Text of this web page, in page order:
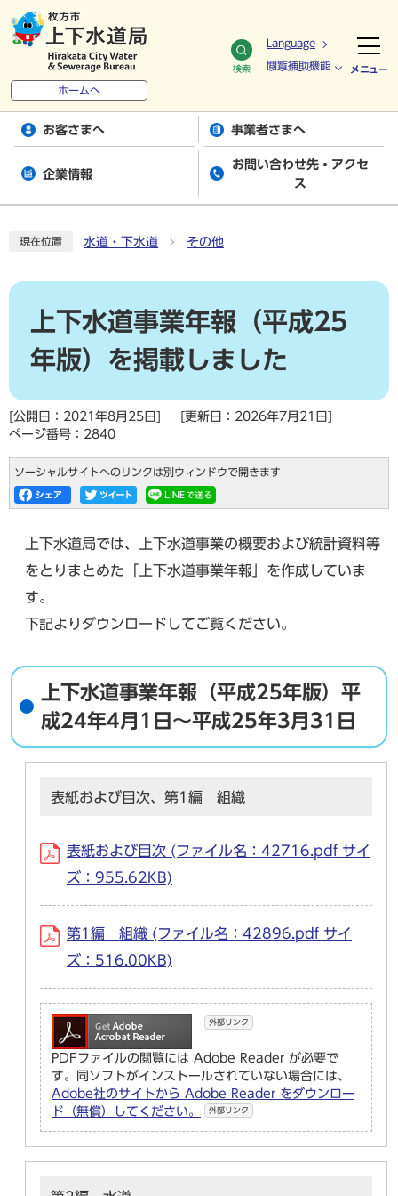
ホームへ
検索
Language
閲覧補助機能 メニュー
お客さまへ 事業者さまへ
企業情報
お問い合わせ先・アクセ
ス
現在位置 水道・下水道 その他
上下水道事業年報（平成25
年版）を掲載しました
[公開日：2021年8月25日]
[更新日：2026年7月21日]
ページ番号：2840
ソーシャルサイトへのリンクは別ウィンドウで開きます
上下水道局では、上下水道事業の概要および統計資料等
をとりまとめた「上下水道事業年報」を作成していま
す。
下記よりダウンロードしてご覧ください。
上下水道事業年報（平成25年版）平
成24年4月1日～平成25年3月31日
表紙および目次、第1編 組織
表紙および目次 (ファイル名：42716.pdf サイ
ズ：955.62KB)
第1編 組織 (ファイル名：42896.pdf サイ
ズ：516.00KB)
外部リンク
PDFファイルの閲覧には Adobe Reader が必要で
す。同ソフトがインストールされていない場合には、
Adobe社のサイトから Adobe Reader をダウンロー
ド（無償）してください。
外部リンク